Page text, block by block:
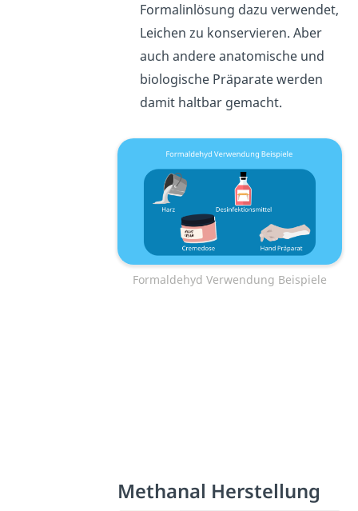
Formalinlösung dazu verwendet,
Leichen zu konservieren. Aber
auch andere anatomische und
biologische Präparate werden
damit haltbar gemacht.
Formaldehyd Verwendung Beispiele
Methanal Herstellung